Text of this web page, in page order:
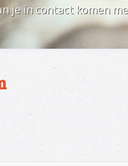
je in contact komen